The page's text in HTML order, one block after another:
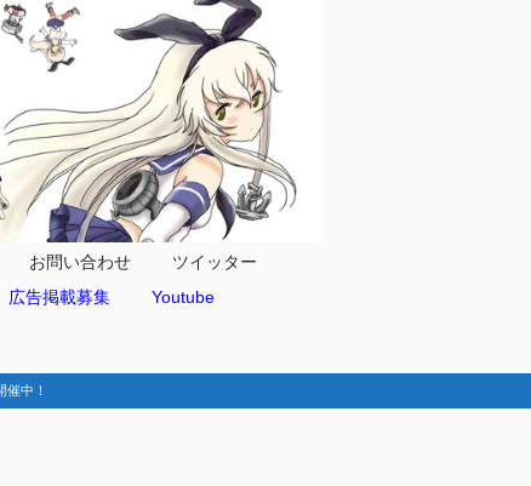
お問い合わせ
広告掲載募集
ツイッター
Youtube
中！